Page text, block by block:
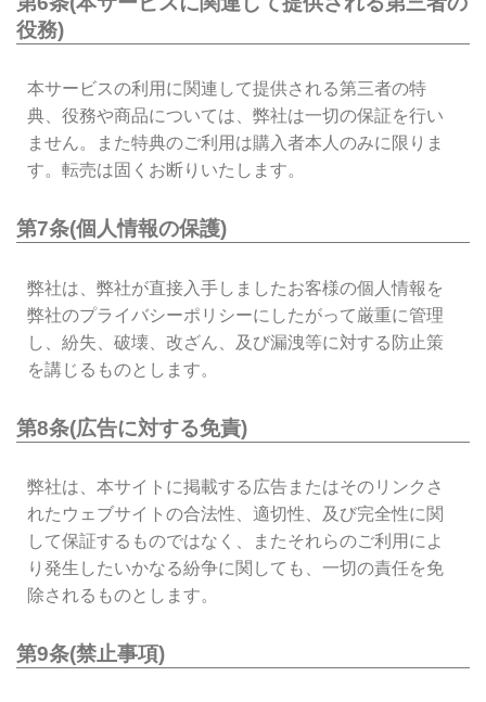
役務)
本サービスの利用に関連して提供される第三者の特
典、役務や商品については、弊社は一切の保証を行い
ません。また特典のご利用は購入者本人のみに限りま
す。転売は固くお断りいたします。
第7条(個人情報の保護)
弊社は、弊社が直接入手しましたお客様の個人情報を
弊社のプライバシーポリシーにしたがって厳重に管理
し、紛失、破壊、改ざん、及び漏洩等に対する防止策
を講じるものとします。
第8条(広告に対する免責)
弊社は、本サイトに掲載する広告またはそのリンクさ
れたウェブサイトの合法性、適切性、及び完全性に関
して保証するものではなく、またそれらのご利用によ
り発生したいかなる紛争に関しても、一切の責任を免
除されるものとします。
第9条(禁止事項)